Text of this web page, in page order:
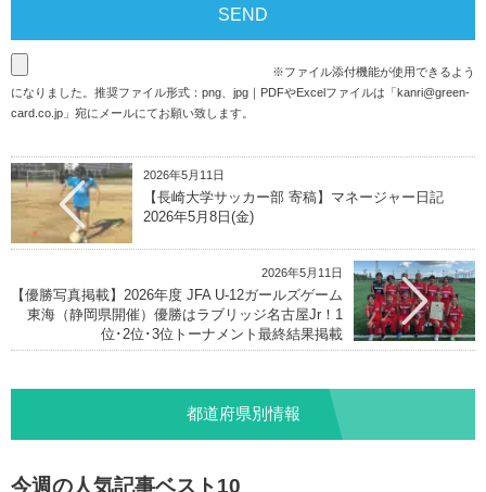
※ファイル添付機能が使用できるよう
になりました。推奨ファイル形式：png、jpg｜PDFやExcelファイルは「kanri@green-
card.co.jp 」宛にメールにてお願い致します。
2026年5月11日
【長崎大学サッカー部 寄稿】マネージャー日記
2026年5月8日(金)
2026年5月11日
【優勝写真掲載】2026年度 JFA U-12ガールズゲーム
東海（静岡県開催）優勝はラブリッジ名古屋Jr！1
位･2位･3位トーナメント最終結果掲載
都道府県別情報
今週の人気記事ベスト10